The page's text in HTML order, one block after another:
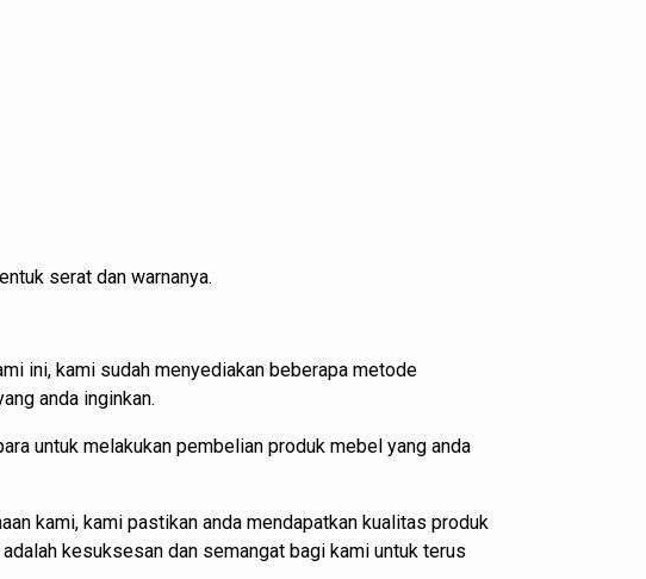
serat dan warnanya.
ini, kami sudah menyediakan beberapa metode
anda inginkan.
untuk melakukan pembelian produk mebel yang anda
kami, kami pastikan anda mendapatkan kualitas produk
kesuksesan dan semangat bagi kami untuk terus